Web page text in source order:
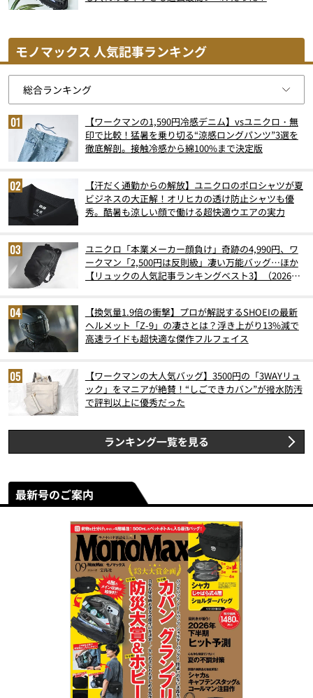
モノマックス 人気記事ランキング
【ワークマンの1,590円冷感デニム】vsユニクロ・無
印で比較！猛暑を乗り切る“涼感ロングパンツ”3選を
徹底解剖。接触冷感から綿100%まで決定版
【汗だく通勤からの解放】ユニクロのポロシャツが夏
ビジネスの大正解！オリヒカの透け防止シャツも優
秀。酷暑も涼しい顔で働ける超快適ウエアの実力
ユニクロ「本業メーカー顔負け」奇跡の4,990円、ワ
ークマン「2,500円は反則級」凄い万能バッグ…ほか
【リュックの人気記事ランキングベスト3】（2026年
【換気量1.9倍の衝撃】プロが解説するSHOEIの最新
ヘルメット「Z-9」の凄さとは？浮き上がり13%減で
高速ライドも超快適な傑作フルフェイス
【ワークマンの大人気バッグ】3500円の「3WAYリュ
ック」をマニアが絶賛！“しごできカバン”が撥水防汚
で評判以上に優秀だった
ランキング一覧を見る
最新号のご案内